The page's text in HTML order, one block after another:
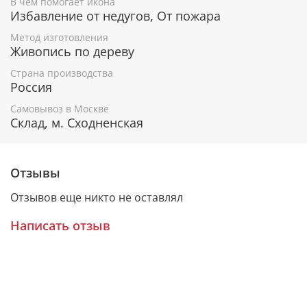
Гарантия подлинности
К каждому живописному образу прикладывается
номерное свидетельство, в котором подробно
расписана вся информация об иконе:
Имя художника,
Материалы, из которых она изготовлена,
Подарочная упаковка
Каждая икона размещается в красивой деревянной
Избавление от недугов, От пожара
Метод изготовления
Живопись по дереву
Страна производства
Россия
Самовывоз в Москве
Склад, м. Сходненская
Отзывы
Отзывов еще никто не оставлял
Написать отзыв